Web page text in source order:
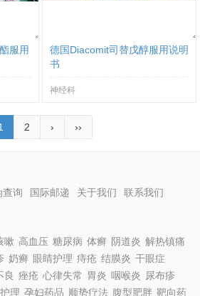
服用
德国Diacomit司替戊醇服用说明
书
神经科
2 › ››
查询 国际邮递 关于我们 联系我们
嗽 高血压 糖尿病 体癣 阴道炎 解热镇痛
奶癣 眼睛护理 痔疮 结膜炎 干眼症
良 痤疮 心律失常 胃炎 咽喉炎 尿布疹
理 孕妇药品 顺势疗法 腹型肥胖 靶向药